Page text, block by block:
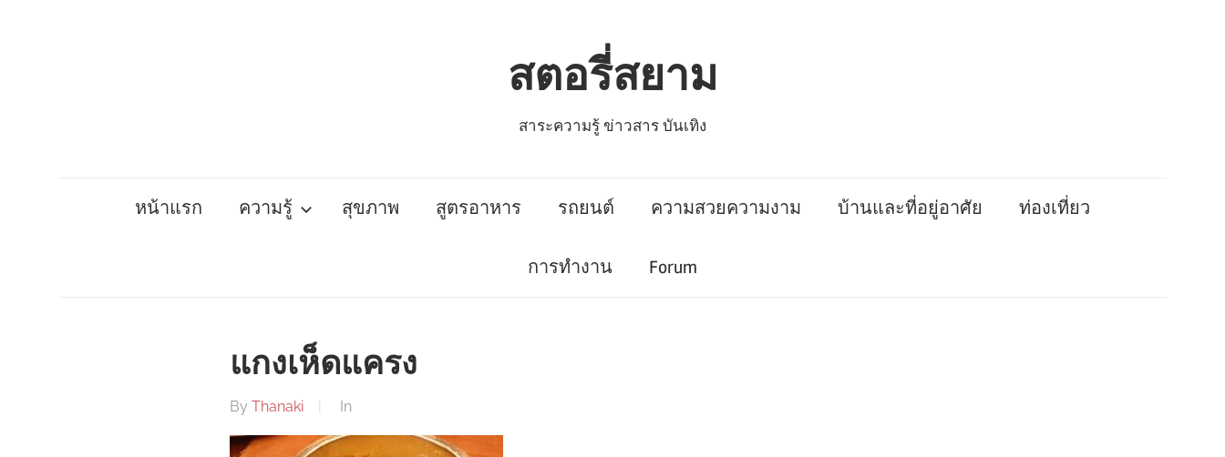
สตอรี่สยาม
สาระความรู้ ข่าวสาร บันเทิง
หน้าแรก ความรู้ สุขภาพ สูตรอาหาร รถยนต์ ความสวยความงาม บ้านและที่อยู่อาศัย ท่องเที่ยว
การทำงาน Forum
แกงเห็ดแครง
By Thanaki In